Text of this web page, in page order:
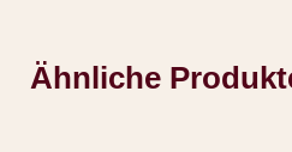
Ähnliche